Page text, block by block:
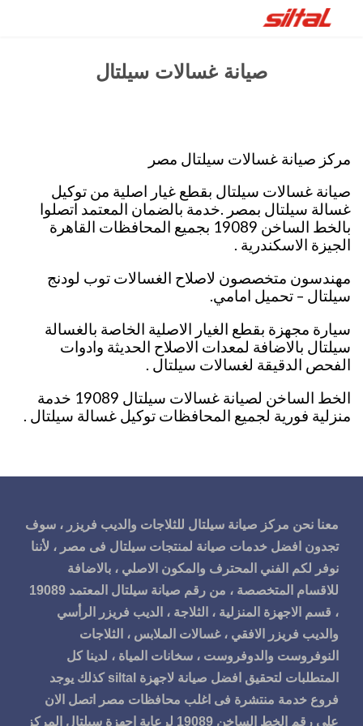
صيانة غسالات سيلتال
مركز صيانة غسالات سيلتال مصر
صيانة غسالات سيلتال بقطع غيار اصلية من توكيل
غسالة سيلتال بمصر .خدمة بالضمان المعتمد اتصلوا
بالخط الساخن 19089 بجميع المحافظات القاهرة
الجيزة الاسكندرية .
مهندسون متخصصون لاصلاح الغسالات توب لودنج
سيلتال – تحميل امامي.
سيارة مجهزة بقطع الغيار الاصلية الخاصة بالغسالة
سيلتال بالاضافة لمعدات الاصلاح الحديثة وادوات
الفحص الدقيقة لغسالات سيلتال .
الخط الساخن لصيانة غسالات سيلتال 19089 خدمة
منزلية فورية لجميع المحافظات توكيل غسالة سيلتال .
معنا نحن مركز صيانة سيلتال للثلاجات والديب فريزر ، سوف
تجدون افضل خدمات صيانة لمنتجات سيلتال فى مصر ، لأننا
نوفر لكم الفني المحترف والمكون الاصلي ، بالاضافة
للاقسام المتخصصة ، من رقم صيانة سيلتال المعتمد 19089
، قسم الاجهزة المنزلية ، الثلاجة ، الديب فريزر الرأسي
والديب فريزر الافقي ، غسالات الملابس ، الثلاجات
النوفروست والدوفروست ، سخانات المياة ، لدينا كل
المتطلبات لتحقيق افضل صيانة لاجهزة siltal كذلك يوجد
فروع خدمة منتشرة فى اغلب محافظات مصر اتصل الان
على رقم الخط الساخن 19089 لرعاية اجهزة سيلتال المركز